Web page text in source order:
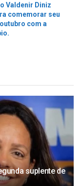
Valdenir Diniz
comemorar seu
com a
suplente de